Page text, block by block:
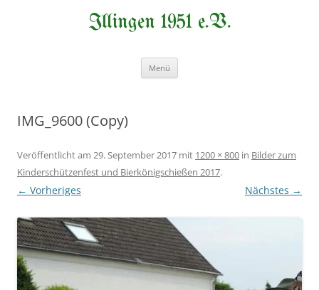
Illingen 1951 e.V.
Menü
IMG_9600 (Copy)
Veröffentlicht am 29. September 2017 mit 1200 × 800 in Bilder zum
Kinderschützenfest und Bierkönigschießen 2017.
← Vorheriges Nächstes →